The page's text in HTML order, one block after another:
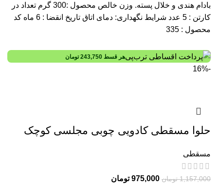
بادام هندی و خلال پسته. وزن خالص محصول :300 گرم تعداد در
کارتن : 5 عدد شرایط نگهداری: دمای اتاق تاریخ انقضا : 6 ماه کد
محصول : 335
هر قسط 243,750 تومان
-16%
حلوا مسقطی کادویی چوبی مجلسی کوچک
مسقطی
1,157,000 تومان 975,000 تومان